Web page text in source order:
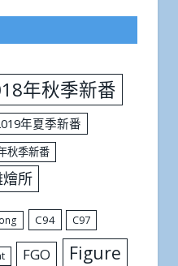
年秋季新番
年夏季新番
秋季新番
所
C94 C97
FGO Figure